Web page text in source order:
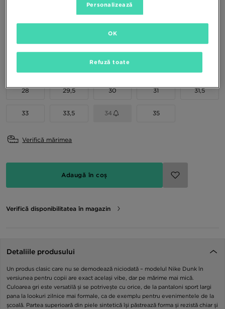
Alege mărimea
28 29,5 30 31 31,5
33 33,5 34 35
Verifică mărimea
Adaugă în coș
Verifică disponibilitatea în magazin
Detaliile produsului
Un produs clasic care nu se demodează niciodată – modelul Nike Dunk în
versiunea pentru copii are exact același vibe, dar pe mărime mai mică.
Culoarea gri este versatilă și se potrivește cu orice, de la pantaloni sport largi
pana la lookuri zilnice mai formale, ca de exemplu pentru evenimentele de la
școală. Partea superioară din piele sintetică își păstrează forma și rezistă chiar și
Personalizează
Refuză toate
OK